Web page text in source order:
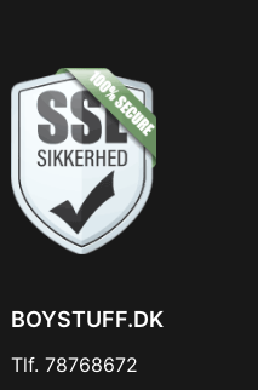
BOYSTUFF.DK
Tlf. 78768672